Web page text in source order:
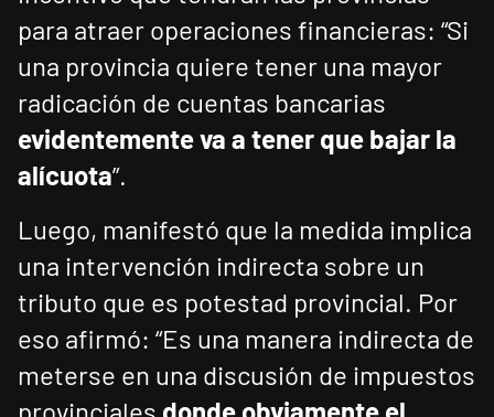
para atraer operaciones financieras: “Si
una provincia quiere tener una mayor
radicación de cuentas bancarias
evidentemente va a tener que bajar la
alícuota”.
Luego, manifestó que la medida implica
una intervención indirecta sobre un
tributo que es potestad provincial. Por
eso afirmó: “Es una manera indirecta de
meterse en una discusión de impuestos